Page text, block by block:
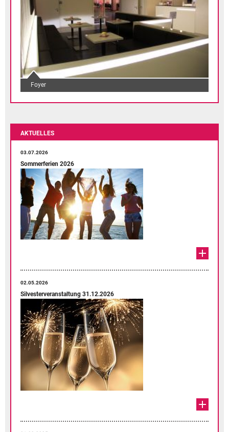
Foyer
AKTUELLES
03.07.2026
Sommerferien 2026
02.05.2026
Silvesterveranstaltung 31.12.2026